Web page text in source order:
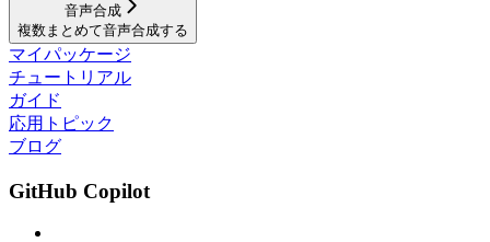
音声合成
複数まとめて音声合成する
マイパッケージ
チュートリアル
ガイド
応用トピック
ブログ
GitHub Copilot